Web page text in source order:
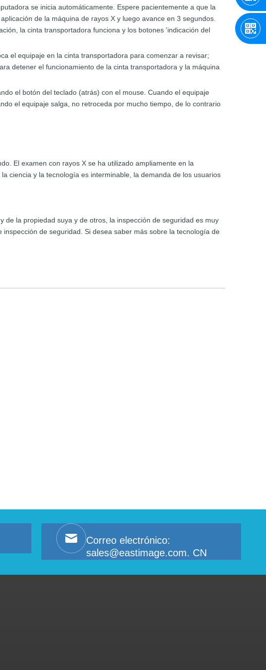
se inicia automáticamente. Espere pacientemente a que la
de la máquina de rayos X y luego avance en 3 segundos.
la cinta transportadora funciona y los botones 'indicación del
el equipaje en la cinta transportadora para comenzar a revisar;
detener el funcionamiento de la cinta transportadora y la máquina
el botón del teclado (atrás) con el mouse. Cuando el equipaje
el equipaje salga, no retroceda por mucho tiempo, de lo contrario
El examen con rayos X se ha utilizado ampliamente en la
ciencia y la tecnología es interminable, la demanda de los usuarios
la propiedad suya y de otros, la inspección de seguridad es muy
de seguridad. Si desea saber más sobre la tecnología de
Correo electrónico:
sales@eastimage.com. CN